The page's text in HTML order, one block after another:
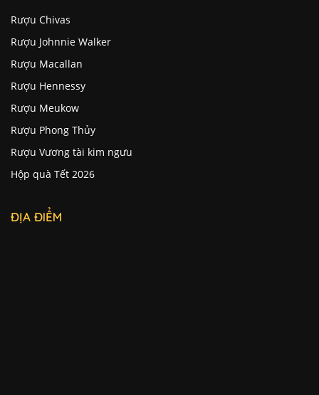
Rượu Chivas
Rượu Johnnie Walker
Rượu Macallan
Rượu Hennessy
Rượu Meukow
Rượu Phong Thủy
Rượu Vương tài kim ngưu
Hộp quà Tết 2026
ĐỊA ĐIỂM